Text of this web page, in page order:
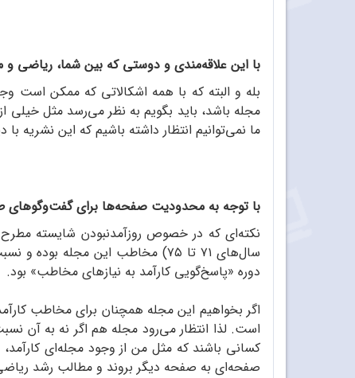
با این علاقه‌مندی و دوستی که بین شما، ریاضی
بله و البته که با همه اشکالاتی که ممکن است
مجله باشد، باید بگویم به نظر می‌رسد مثل
ما نمی‌توانیم انتظار داشته باشیم که این نشریه
با توجه به محدودیت صفحه‌ها برای گفت‌وگوهای
نکته‌ای که در خصوص روزآمدنبودن شایسته
سال‌های ۷۱ تا ۷۵) مخاطب این
دوره «پاسخ‌گویی کارآمد به نیازهای مخاطب» بود.
اگر بخواهیم این مجله همچنان برای مخاطب
است. لذا انتظار می‌رود مجله هم اگر نه به آن
کسانی باشند که مثل من از وجود مجله‌ای
صفحه‌ای به صفحه دیگر بروند و مطالب رشد